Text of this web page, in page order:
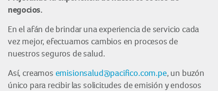
negocios.
En el afán de brindar una experiencia de servicio cada
vez mejor, efectuamos cambios en procesos de
nuestros seguros de salud.
Así, creamos emisionsalud@pacifico.com.pe, un buzón
único para recibir las solicitudes de emisión y endosos